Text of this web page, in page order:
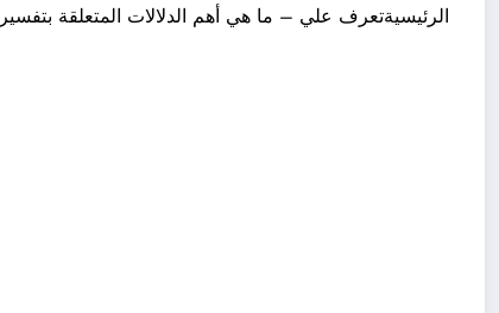
الرئيسيةتعرف علي – ما هي أهم الدلالات المتعلقة